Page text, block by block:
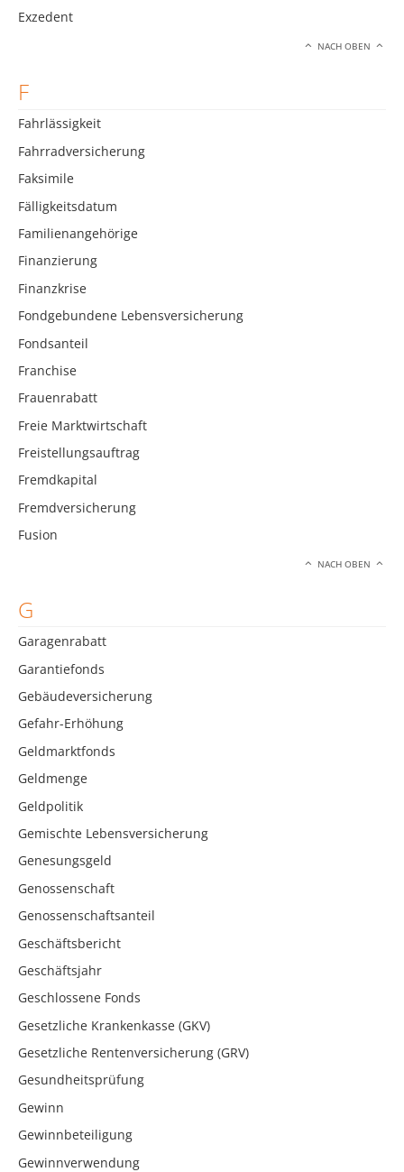
Exzedent
NACH OBEN
F
Fahrlässigkeit
Fahrradversicherung
Faksimile
Fälligkeitsdatum
Familienangehörige
Finanzierung
Finanzkrise
Fondgebundene Lebensversicherung
Fondsanteil
Franchise
Frauenrabatt
Freie Marktwirtschaft
Freistellungsauftrag
Fremdkapital
Fremdversicherung
Fusion
NACH OBEN
G
Garagenrabatt
Garantiefonds
Gebäudeversicherung
Gefahr-Erhöhung
Geldmarktfonds
Geldmenge
Geldpolitik
Gemischte Lebensversicherung
Genesungsgeld
Genossenschaft
Genossenschaftsanteil
Geschäftsbericht
Geschäftsjahr
Geschlossene Fonds
Gesetzliche Krankenkasse (GKV)
Gesetzliche Rentenversicherung (GRV)
Gesundheitsprüfung
Gewinn
Gewinnbeteiligung
Gewinnverwendung